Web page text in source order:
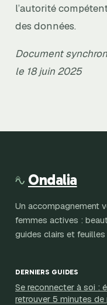
l’autorité
des données.
Document
le 18 juin 2025
Ondalia
Un accompagnement
femmes actives :
guides clairs et feuilles
DERNIERS GUIDES
Se reconnecter à soi :
retrouver 5 minutes de